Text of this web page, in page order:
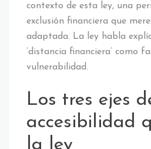
contexto de esta ley, una
exclusión financiera que
adaptada. La ley habla
‘distancia financiera’ como
vulnerabilidad.
Los tres ejes
accesibilidad
la ley